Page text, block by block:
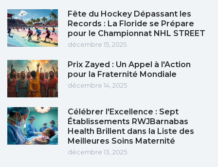
Fête du Hockey Dépassant les
Records : La Floride se Prépare
pour le Championnat NHL STREET
décembre 15, 2025
Prix Zayed : Un Appel à l'Action
pour la Fraternité Mondiale
décembre 14, 2025
Célébrer l'Excellence : Sept
Établissements RWJBarnabas
Health Brillent dans la Liste des
Meilleures Soins Maternité
décembre 13, 2025